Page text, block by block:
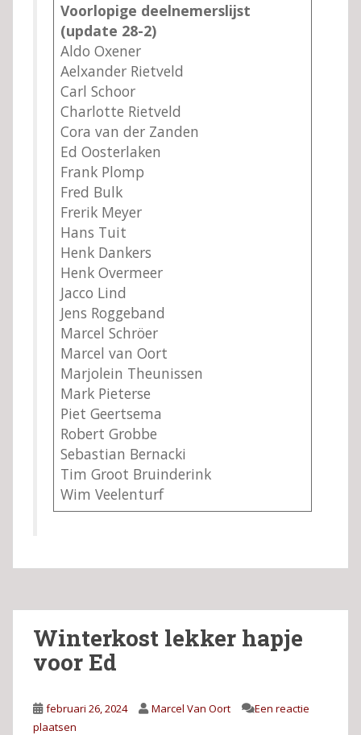
Voorlopige deelnemerslijst
(update 28-2)
Aldo Oxener
Aelxander Rietveld
Carl Schoor
Charlotte Rietveld
Cora van der Zanden
Ed Oosterlaken
Frank Plomp
Fred Bulk
Frerik Meyer
Hans Tuit
Henk Dankers
Henk Overmeer
Jacco Lind
Jens Roggeband
Marcel Schröer
Marcel van Oort
Marjolein Theunissen
Mark Pieterse
Piet Geertsema
Robert Grobbe
Sebastian Bernacki
Tim Groot Bruinderink
Wim Veelenturf
Winterkost lekker hapje
voor Ed
februari 26, 2024 Marcel Van Oort
Een reactie
plaatsen